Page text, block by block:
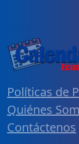
Políticas de
Quiénes
Contáctenos